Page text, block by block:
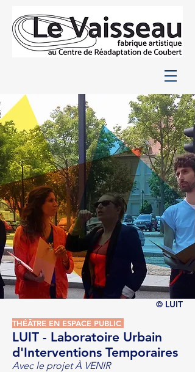
THÉÂTRE EN ESPACE PUBLIC
LUIT - Laboratoire Urbain
d'Interventions Temporaires
Avec le projet À VENIR
© LUIT